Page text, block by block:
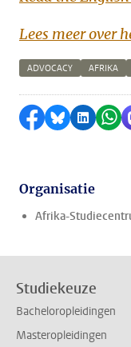
Lees meer over
ADVOCACY AFRIKA
Delen op
Delen via
Delen
Organisatie
Afrika-
Studiekeuze
Bacheloropleidingen
Masteropleidingen